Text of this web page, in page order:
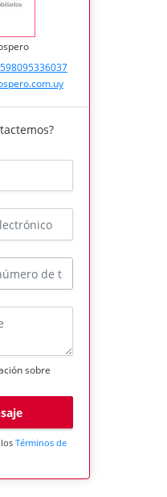
598095336037
sobre
Términos de